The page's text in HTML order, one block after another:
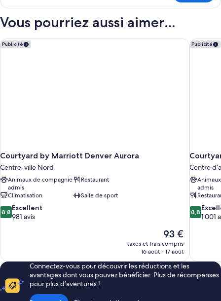
très
grand
(Hearing
le
de
Chambre
Club,
Vous pourriez aussi aimer…
Publicité
Courtyard by Marriott Denver Aurora
Centre-ville Nord
Animaux de compagnie
admis
Restaurant
Climatisation
Salle de sport
8.8
sur
8,8 Excellent
981 avis
Le
nouveau
prix
de
93 €
93 €
taxes et frais compris
16 août - 17 août
Courtyard by Marriott Denver Aurora Publicité
Centre
admis
8.8
sur
8,8
1 001
Connectez-vous pour découvrir les réductions et les
avantages dont vous pouvez bénéficier. Plus de récompenses
pour plus d’aventures !